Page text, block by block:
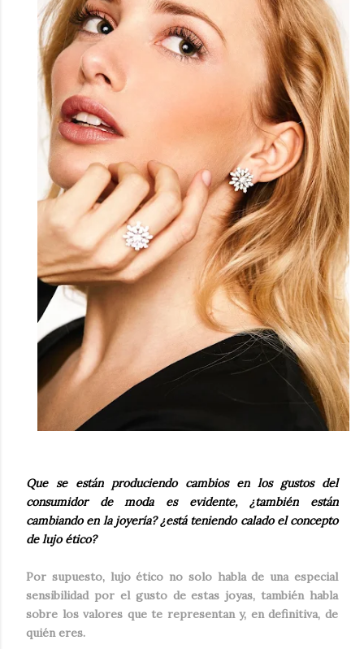
Que se están produciendo cambios en los gustos del
consumidor de moda es evidente, ¿también están
cambiando en la joyería? ¿está teniendo calado el concepto
de lujoético?
Por supuesto, lujo ético no solo habla de una especial
sensibilidad por el gusto de estas joyas, también habla
sobre los valores que te representan y, en definitiva, de
quién eres.